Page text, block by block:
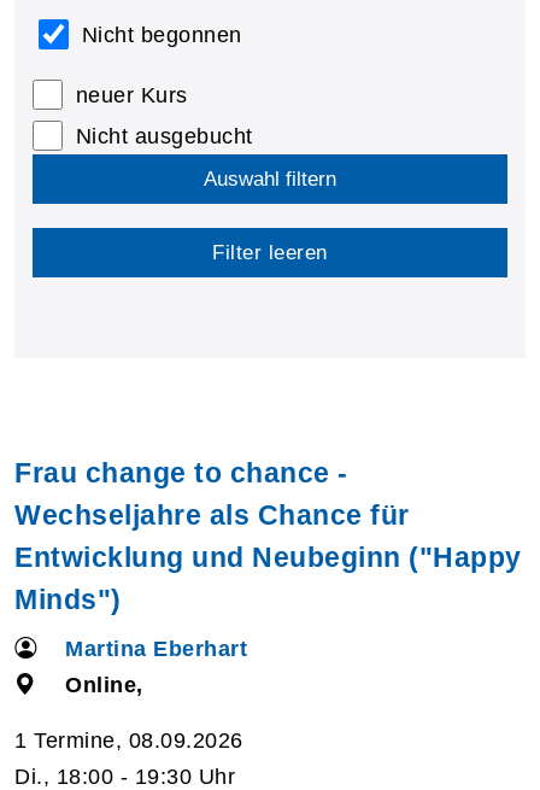
Nicht begonnen
neuer Kurs
Nicht ausgebucht
Auswahl filtern
Filter leeren
Frau change to chance -
Wechseljahre als Chance für
Entwicklung und Neubeginn ("Happy
Minds")
Martina Eberhart
Online,
1 Termine, 08.09.2026
Di., 18:00 - 19:30 Uhr